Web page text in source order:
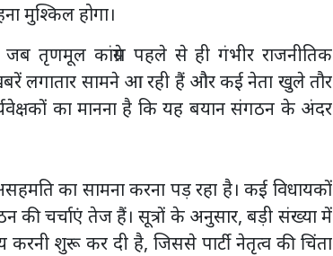
मुश्किल होगा।
तृणमूल कांग्रेस पहले से ही गंभीर राजनीतिक
लगातार सामने आ रही हैं और कई नेता खुले तौर
का मानना है कि यह बयान संगठन के अंदर
का सामना करना पड़ रहा है। कई विधायकों
चर्चाएं तेज हैं। सूत्रों के अनुसार, बड़ी संख्या में
शुरू कर दी है, जिससे पार्टी नेतृत्व की चिंता